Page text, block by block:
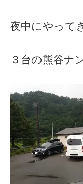
夜中にやって
３台の熊谷ナ